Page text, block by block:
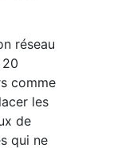
réseau
comme
les
de
qui ne